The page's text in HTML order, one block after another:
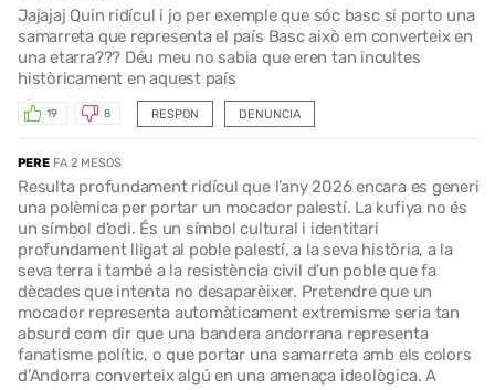
Jajajaj Quin ridícul i jo per exemple que sóc basc si porto una
samarreta que representa el país Basc això em converteix en
una etarra??? Déu meu no sabia que eren tan incultes
històricament en aquest país
RESPON
19 8 DENUNCIA
PERE FA 2 MESOS
Resulta profundament ridícul que l’any 2026 encara es generi
una polèmica per portar un mocador palestí. La kufiya no és
un símbol d’odi. És un símbol cultural i identitari
profundament lligat al poble palestí, a la seva història, a la
seva terra i també a la resistència civil d’un poble que fa
dècades que intenta no desaparèixer. Pretendre que un
mocador representa automàticament extremisme seria tan
absurd com dir que una bandera andorrana representa
fanatisme polític, o que portar una samarreta amb els colors
d’Andorra converteix algú en una amenaça ideològica. A